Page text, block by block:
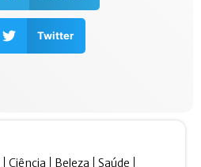
Twitter
Ciência Beleza Saúde